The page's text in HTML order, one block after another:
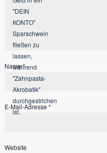
Name*
E-Mail-Adresse *
Website